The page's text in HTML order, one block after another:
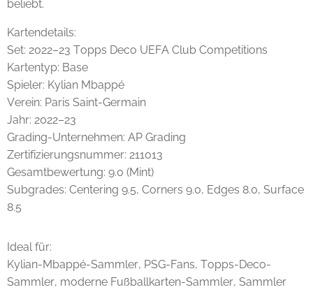
beliebt.
Kartendetails:
Set: 2022–23 Topps Deco UEFA Club Competitions
Kartentyp: Base
Spieler: Kylian Mbappé
Verein: Paris Saint-Germain
Jahr: 2022–23
Grading-Unternehmen: AP Grading
Zertifizierungsnummer: 211013
Gesamtbewertung: 9.0 (Mint)
Subgrades: Centering 9.5, Corners 9.0, Edges 8.0, Surface
8.5
Ideal für:
Kylian-Mbappé-Sammler, PSG-Fans, Topps-Deco-
Sammler, moderne Fußballkarten-Sammler, Sammler